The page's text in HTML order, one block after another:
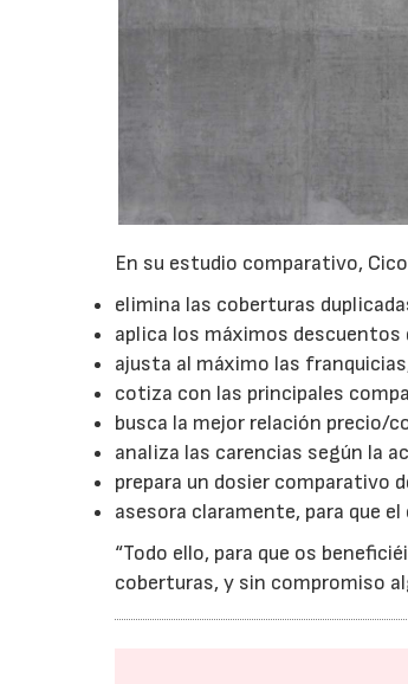
En su estudio comparativo,
elimina las coberturas
aplica los máximos descuentos
ajusta al máximo las
cotiza con las principales
busca la mejor relación precio/
analiza las carencias según la
prepara un dosier comparativo
asesora claramente, para que
“Todo ello, para que os
coberturas, y sin compromiso